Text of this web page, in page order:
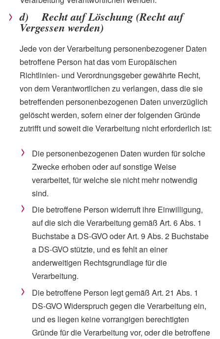
d) Recht auf Löschung (Recht auf
Vergessen werden)
Jede von der Verarbeitung personenbezogener Daten
betroffene Person hat das vom Europäischen
Richtlinien- und Verordnungsgeber gewährte Recht,
von dem Verantwortlichen zu verlangen, dass die sie
betreffenden personenbezogenen Daten unverzüglich
gelöscht werden, sofern einer der folgenden Gründe
zutrifft und soweit die Verarbeitung nicht erforderlich ist:
Die personenbezogenen Daten wurden für solche
Zwecke erhoben oder auf sonstige Weise
verarbeitet, für welche sie nicht mehr notwendig
sind.
Die betroffene Person widerruft ihre Einwilligung,
auf die sich die Verarbeitung gemäß Art. 6 Abs. 1
Buchstabe a DS-GVO oder Art. 9 Abs. 2 Buchstabe
a DS-GVO stützte, und es fehlt an einer
anderweitigen Rechtsgrundlage für die
Verarbeitung.
Die betroffene Person legt gemäß Art. 21 Abs. 1
DS-GVO Widerspruch gegen die Verarbeitung ein,
und es liegen keine vorrangigen berechtigten
Gründe für die Verarbeitung vor, oder die betroffene